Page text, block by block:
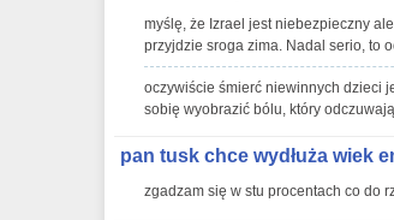
myślę, że Izrael jest niebezpieczny
przyjdzie sroga zima. Nadal serio, to
oczywiście śmierć niewinnych dzieci
sobię wyobrazić bólu, który
pan tusk chce wydłuża wiek
zgadzam się w stu procentach co do